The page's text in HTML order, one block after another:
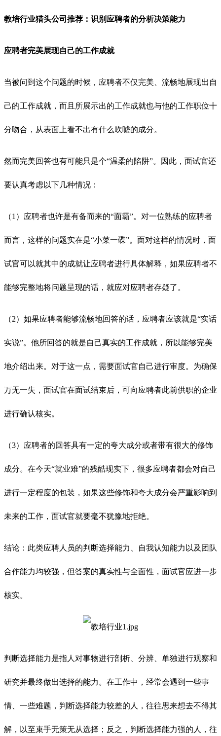
教培行业猎头公司推荐：识别应聘者的分析决策能力
应聘者完美展现自己的工作成就
当被问到这个问题的时候，应聘者不仅完美、流畅地展现出自
己的工作成就，而且所展示出的工作成就也与他的工作职位十
分吻合，从表面上看不出有什么吹嘘的成分。
然而完美回答也有可能只是个“温柔的陷阱”。因此，面试官还
要认真考虑以下几种情况：
（1）应聘者也许是有备而来的“面霸”。对一位熟练的应聘者
而言，这样的问题实在是“小菜一碟”。面对这样的情况时，面
试官可以就其中的成就让应聘者进行具体解释，如果应聘者不
能够完整地将问题呈现的话，就应对应聘者存疑了。
（2）如果应聘者能够流畅地回答的话，应聘者应该就是“实话
实说”。他所回答的就是自己真实的工作成就，所以能够完美
地介绍出来。对于这一点，需要面试官自己进行审度。为确保
万无一失，面试官在面试结束后，可向应聘者此前供职的企业
进行确认核实。
（3）应聘者的回答具有一定的夸大成分或者带有很大的修饰
成分。在今天“就业难”的残酷现实下，很多应聘者都会对自己
进行一定程度的包装，如果这些修饰和夸大成分会严重影响到
未来的工作，面试官就要毫不犹豫地拒绝。
结论：此类应聘人员的判断选择能力、自我认知能力以及团队
合作能力均较强，但答案的真实性与全面性，面试官应进一步
核实。
判断选择能力是指人对事物进行剖析、分辨、单独进行观察和
研究并最终做出选择的能力。在工作中，经常会遇到一些事
情、一些难题，判断选择能力较差的人，往往思来想去不得其
解，以至束手无策无从选择；反之，判断选择能力强的人，往